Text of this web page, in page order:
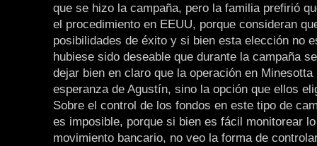
que se hizo la campaña, pero la familia prefirió
el procedimiento en EEUU, porque consideran
posibilidades de éxito y si bien esta elección no
hubiese sido deseable que durante la campaña
dejar bien en claro que la operación en
esperanza de Agustín, sino la opción que ellos
Sobre el control de los fondos en este tipo de
es imposible, porque si bien es fácil monitorear
movimiento bancario, no veo la forma de